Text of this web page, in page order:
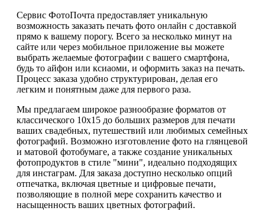
Сервис ФотоПочта предоставляет уникальную
возможность заказать печать фото онлайн с доставкой
прямо к вашему порогу. Всего за несколько минут на
сайте или через мобильное приложение вы можете
выбрать желаемые фотографии с вашего смартфона,
будь то айфон или ксиаоми, и оформить заказ на печать.
Процесс заказа удобно структурирован, делая его
легким и понятным даже для первого раза.
Мы предлагаем широкое разнообразие форматов от
классического 10x15 до больших размеров для печати
ваших свадебных, путешествий или любимых семейных
фотографий. Возможно изготовление фото на глянцевой
и матовой фотобумаге, а также создание уникальных
фотопродуктов в стиле "мини", идеально подходящих
для инстаграм. Для заказа доступно несколько опций
отпечатка, включая цветные и цифровые печати,
позволяющие в полной мере сохранить качество и
насыщенность ваших цветных фотографий.